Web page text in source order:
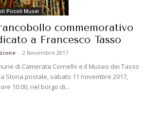
Piccoli Musei
commemorativo
a Francesco Tasso
- 2 Novembre 2017
di Camerata Cornello e il Museo dei Tasso
Storia postale, sabato 11 novembre 2017,
10.00, nel borgo di...